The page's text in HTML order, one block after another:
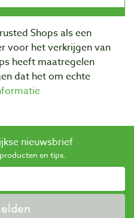
Shops als een
voor het verkrijgen van
heeft maatregelen
dat het om echte
nieuwsbrief
en tips.